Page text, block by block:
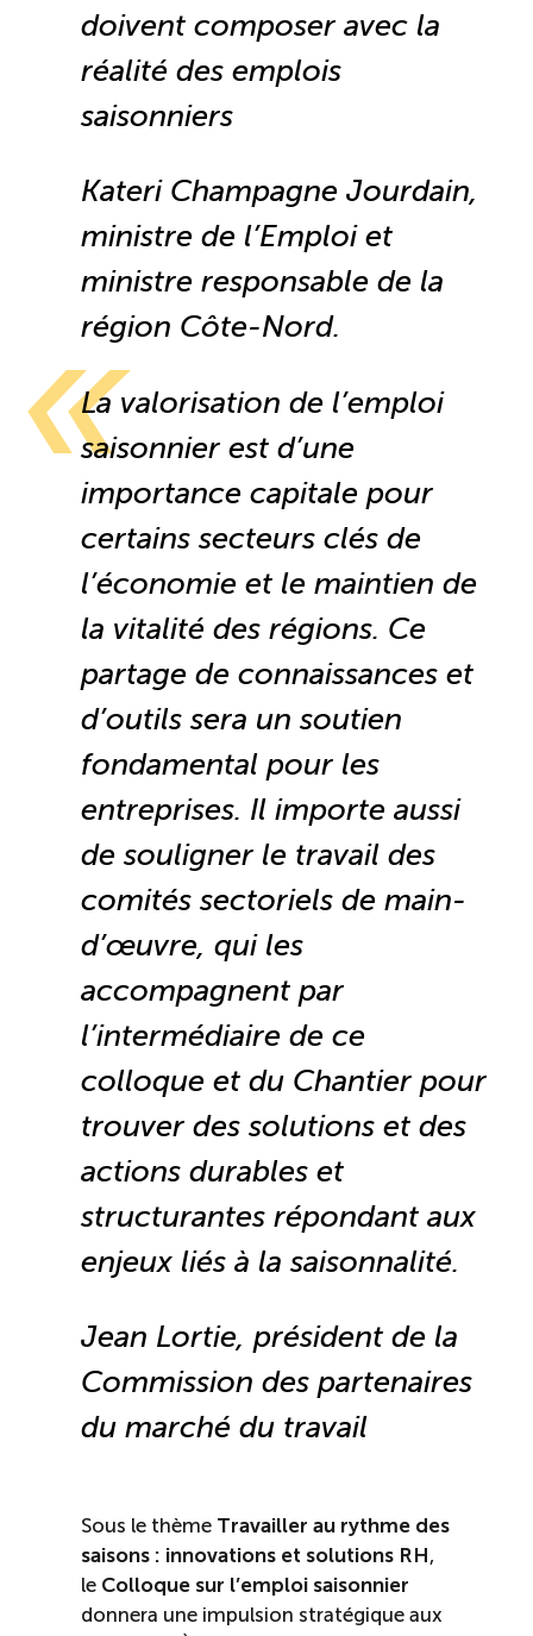
Norme entretien ménager
Boomerang
Bassins de main-d’oeuvre diversifiés
Catalogue de formations en ligne
EN
TOURISME
INFOLETTRE
Vimeo
doivent composer avec la
réalité des emplois
saisonniers
Kateri Champagne Jourdain,
ministre de l’Emploi et
ministre responsable de la
région Côte-Nord.
La valorisation de l’emploi
saisonnier est d’une
importance capitale pour
certains secteurs clés de
l’économie et le maintien de
la vitalité des régions. Ce
partage de connaissances et
d’outils sera un soutien
fondamental pour les
entreprises. Il importe aussi
de souligner le travail des
comités sectoriels de main-
d’œuvre, qui les
accompagnent par
l’intermédiaire de ce
colloque et du Chantier pour
trouver des solutions et des
actions durables et
structurantes répondant aux
enjeux liés à la saisonnalité.
Jean Lortie, président de la
Commission des partenaires
du marché du travail
Sous le thème Travailler au rythme des
saisons : innovations et solutions RH,
le Colloque sur l’emploi saisonnier
donnera une impulsion stratégique aux